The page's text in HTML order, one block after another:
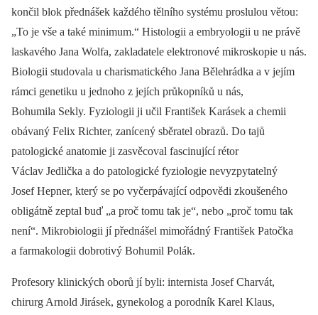
končil blok přednášek každého tělního systému proslulou větou:
„To je vše a také minimum.“ Histologii a embryologii u ne právě
laskavého Jana Wolfa, zakladatele elektronové mikroskopie u nás.
Biologii studovala u charismatického Jana Bělehrádka a v jejím
rámci genetiku u jednoho z jejích průkopníků u nás,
Bohumila Sekly. Fyziologii ji učil František Karásek a chemii
obávaný Felix Richter, zanícený sběratel obrazů. Do tajů
patologické anatomie ji zasvěcoval fascinující rétor
Václav Jedlička a do patologické fyziologie nevyzpytatelný
Josef Hepner, který se po vyčerpávající odpovědi zkoušeného
obligátně zeptal buď „a proč tomu tak je“, nebo „proč tomu tak
není“. Mikrobiologii jí přednášel mimořádný František Patočka
a farmakologii dobrotivý Bohumil Polák.
Profesory klinických oborů jí byli: internista Josef Charvát,
chirurg Arnold Jirásek, gynekolog a porodník Karel Klaus,